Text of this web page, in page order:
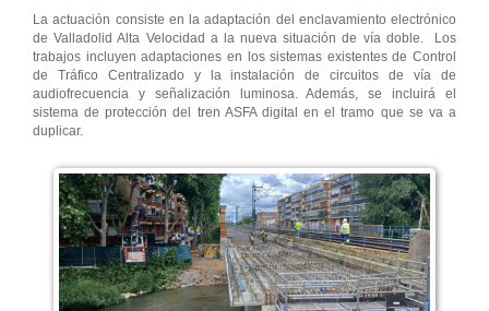
La actuación consiste en la adaptación del enclavamiento electrónico
de Valladolid Alta Velocidad a la nueva situación de vía doble. Los
trabajos incluyen adaptaciones en los sistemas existentes de Control
de Tráfico Centralizado y la instalación de circuitos de vía de
audiofrecuencia y señalización luminosa. Además, se incluirá el
sistema de protección del tren ASFA digital en el tramo que se va a
duplicar.